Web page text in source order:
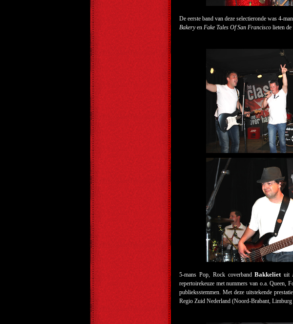
De eerste band van deze selectieronde was 4-
Bakeryen Fake Tales Of San Francisco lieten
5-mans Pop, Rock coverbandBakkelietuit
repertoirekeuze met nummers van o.a. Queen,
publieksstemmen. Met deze uitstekende
Regio Zuid Nederland (Noord-Brabant, Limburg